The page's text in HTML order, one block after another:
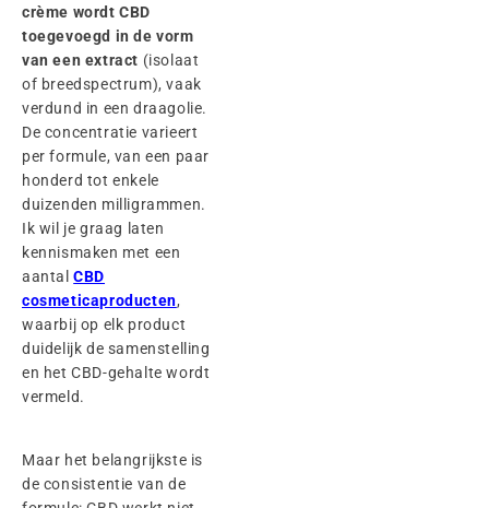
crème wordt CBD
toegevoegd in de vorm
van een extract (isolaat
of breedspectrum), vaak
verdund in een draagolie.
De concentratie varieert
per formule, van een paar
honderd tot enkele
duizenden milligrammen.
Ik wil je graag laten
kennismaken met een
aantalCBD
cosmeticaproducten,
waarbij op elk product
duidelijk de samenstelling
en het CBD-gehalte wordt
vermeld.
Maar het belangrijkste is
de consistentie van de